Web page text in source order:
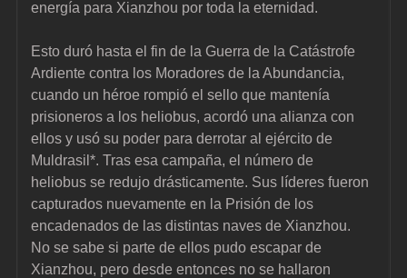
energía para Xianzhou por toda la eternidad.
Esto duró hasta el fin de la Guerra de la Catástrofe
Ardiente contra los Moradores de la Abundancia,
cuando un héroe rompió el sello que mantenía
prisioneros a los heliobus, acordó una alianza con
ellos y usó su poder para derrotar al ejército de
Muldrasil*. Tras esa campaña, el número de
heliobus se redujo drásticamente. Sus líderes fueron
capturados nuevamente en la Prisión de los
encadenados de las distintas naves de Xianzhou.
No se sabe si parte de ellos pudo escapar de
Xianzhou, pero desde entonces no se hallaron